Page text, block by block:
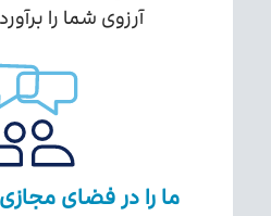
آرزوی شما را
ما را در فضای